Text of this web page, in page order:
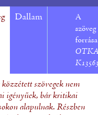
nagy sokan írtak
A verset a szerző látta
akrosztichonban:
Dallam
A
szöveg
szövegek nem
igényűek, bár kritikai
alapulnak. Részben